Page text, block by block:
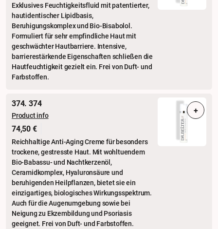
Exklusives Feuchtigkeitsfluid mit patentierter,
hautidentischer Lipidbasis,
Beruhigungskomplex und Bio-Bisabolol.
Formuliert für sehr empfindliche Haut mit
geschwächter Hautbarriere. Intensive,
barrierestärkende Eigenschaften schließen die
Hautfeuchtigkeit gezielt ein. Frei von Duft- und
Farbstoffen.
374. 374
Product info
74,50 €
Reichhaltige Anti-Aging Creme für besonders
trockene, gestresste Haut. Mit wohltuendem
Bio-Babassu- und Nachtkerzenöl,
Ceramidkomplex, Hyaluronsäure und
beruhigenden Heilpflanzen, bietet sie ein
einzigartiges, biologisches Wirkungsspektrum.
Auch für die Augenumgebung sowie bei
Neigung zu Ekzembildung und Psoriasis
geeignet. Frei von Duft- und Farbstoffen.
+